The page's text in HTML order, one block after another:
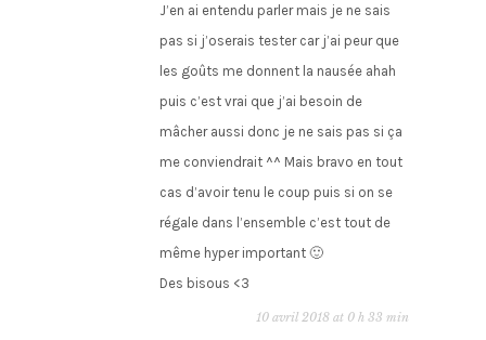
J’en ai entendu parler mais je ne sais
pas si j’oserais tester car j’ai peur que
les goûts me donnent la nausée ahah
puis c’est vrai que j’ai besoin de
mâcher aussi donc je ne sais pas si ça
me conviendrait ^^ Mais bravo en tout
cas d’avoir tenu le coup puis si on se
régale dans l’ensemble c’est tout de
même hyper important 🙂
Des bisous <3
10 avril 2018 at 0 h 33 min